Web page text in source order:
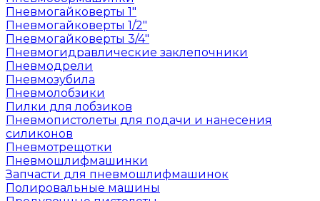
Пневмогайковерты 1"
Пневмогайковерты 1/2"
Пневмогайковерты 3/4"
Пневмогидравлические заклепочники
Пневмодрели
Пневмозубила
Пневмолобзики
Пилки для лобзиков
Пневмопистолеты для подачи и нанесения
силиконов
Пневмотрещотки
Пневмошлифмашинки
Запчасти для пневмошлифмашинок
Полировальные машины